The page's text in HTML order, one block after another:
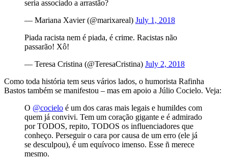
seria associado a arrastão?
— Mariana Xavier (@marixareal) July 1, 2018
Piada racista nem é piada, é crime. Racistas não
passarão! Xô!
— Teresa Cristina (@TeresaCristina) July 2, 2018
Como toda história tem seus vários lados, o humorista Rafinha
Bastos também se manifestou – mas em apoio a Júlio Cocielo. Veja:
O @cocielo é um dos caras mais legais e humildes com
quem já convivi. Tem um coração gigante e é admirado
por TODOS, repito, TODOS os influenciadores que
conheço. Perseguir o cara por causa de um erro (ele já
se desculpou), é um equívoco imenso. Esse ñ merece
mesmo.